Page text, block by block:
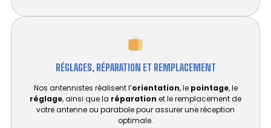
RÉGLAGES, RÉPARATION ET REMPLACEMENT​
Nos antennistes réalisent l’orientation, le pointage, le
réglage, ainsi que la réparation et le remplacement de
votre antenne ou parabole pour assurer une réception
optimale.